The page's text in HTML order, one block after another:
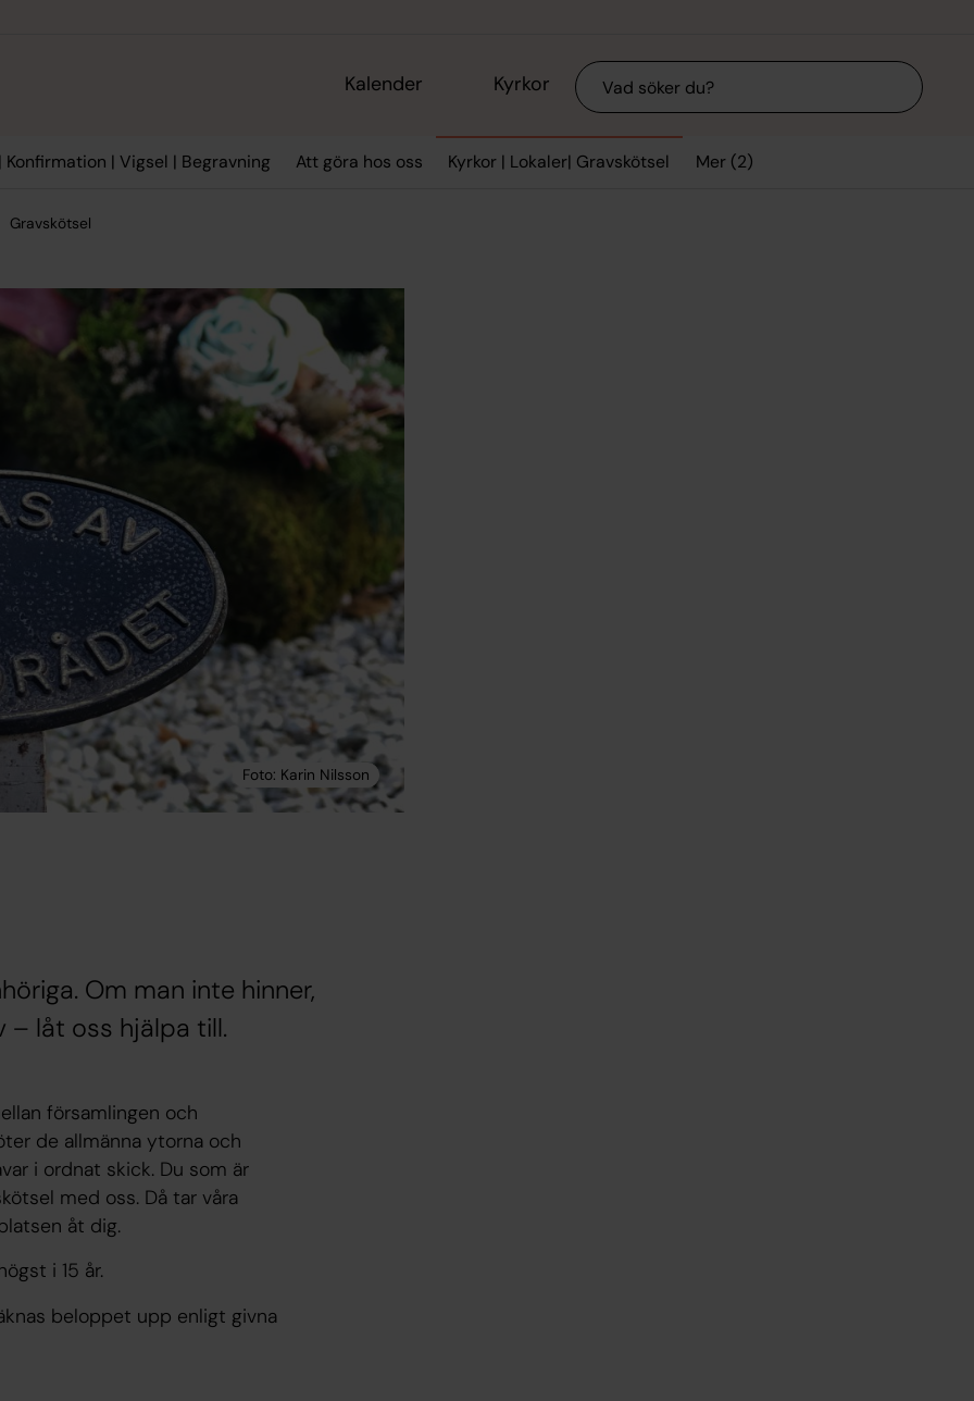
Kalender Kyrkor Sök
Konfirmation | Vigsel | Begravning Att göra hos oss Kyrkor | Lokaler| Gravskötsel Mer (2)
Gravskötsel
Om man inte hinner,
– låt oss hjälpa till.
församlingen och
de allmänna ytorna och
i ordnat skick. Du som är
med oss. Då tar våra
åt dig.
i 15 år.
beloppet upp enligt givna